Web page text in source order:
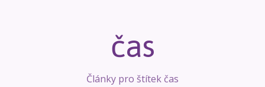
čas
Články pro štítek čas